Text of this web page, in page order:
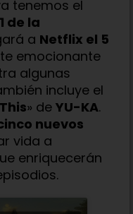
tenemos el
de la
a Netflix el 5
emocionante
algunas
incluye el
» de YU-KA.
nuevos
vida a
enriquecerán